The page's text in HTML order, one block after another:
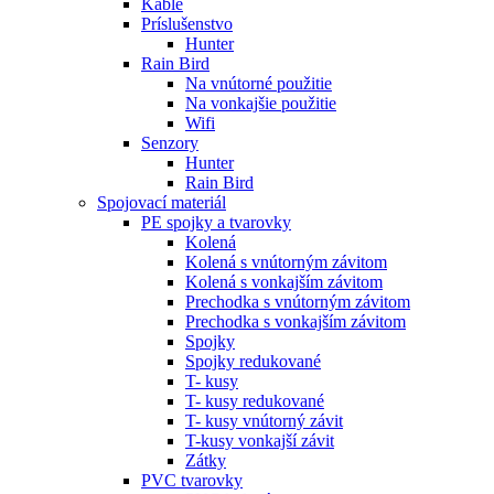
Káble
Príslušenstvo
Hunter
Rain Bird
Na vnútorné použitie
Na vonkajšie použitie
Wifi
Senzory
Hunter
Rain Bird
Spojovací materiál
PE spojky a tvarovky
Kolená
Kolená s vnútorným závitom
Kolená s vonkajším závitom
Prechodka s vnútorným závitom
Prechodka s vonkajším závitom
Spojky
Spojky redukované
T- kusy
T- kusy redukované
T- kusy vnútorný závit
T-kusy vonkajší závit
Zátky
PVC tvarovky